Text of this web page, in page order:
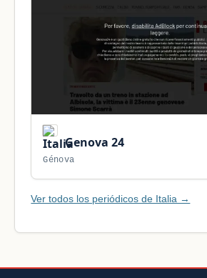
Genova 24
Génova
Ver todos los periódicos de Italia →